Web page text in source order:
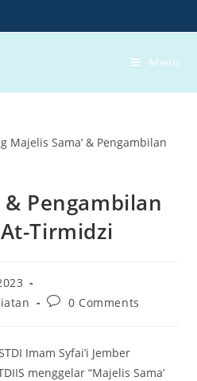
Menu
& Pengambilan
Tirmidzi
Post0 Comments
Imam Syfai’i Jember
menggelar “Majelis Sama’